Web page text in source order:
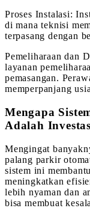
Proses Instalasi:
di mana teknisi
terpasang dengan
Pemeliharaan dan
layanan
pemasangan.
memperpanjang
Mengapa
Adalah
Mengingat
palang parkir
sistem ini
meningkatkan
lebih nyaman dan
bisa membuat